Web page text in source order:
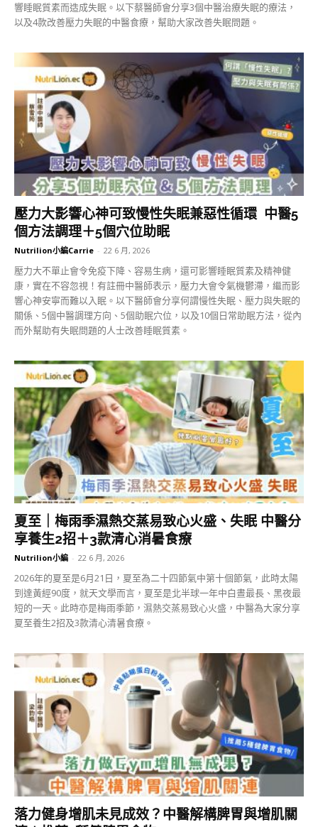
響睡眠質素而造成失眠。以下蔡醫師會分享3個中醫治療失眠的療法，
以及4款改善壓力失眠的中醫食療，幫助大家改善失眠問題。
壓力大影響心神可致慢性失眠兼惡性循環 中醫5
個方法調理＋5個穴位助眠
Nutrilion小編Carrie - 22 6 月, 2026
壓力大不單止會令免疫下降、容易生病，還可影響睡眠質素及精神健
康，實在不容忽視！有註冊中醫師表示，壓力大會令氣機鬱滯，繼而影
響心神安寧而難以入眠。以下醫師會分享何謂慢性失眠、壓力與失眠的
關係、5個中醫調理方向、5個助眠穴位，以及10個日常助眠方法，從內
而外幫助有失眠問題的人士改善睡眠質素。
夏至｜梅雨季濕熱交蒸易致心火盛、失眠 中醫分
享養生2招＋3款清心消暑食療
Nutrilion小編 - 22 6 月, 2026
2026年的夏至是6月21日，夏至為二十四節氣中第十個節氣，此時太陽
到達黃經90度，就天文學而言，夏至是北半球一年中白晝最長、黑夜最
短的一天。此時亦是梅雨季節，濕熱交蒸易致心火盛，中醫為大家分享
夏至養生2招及3款清心清暑食療。
落力健身增肌未見成效？中醫解構脾胃與增肌關